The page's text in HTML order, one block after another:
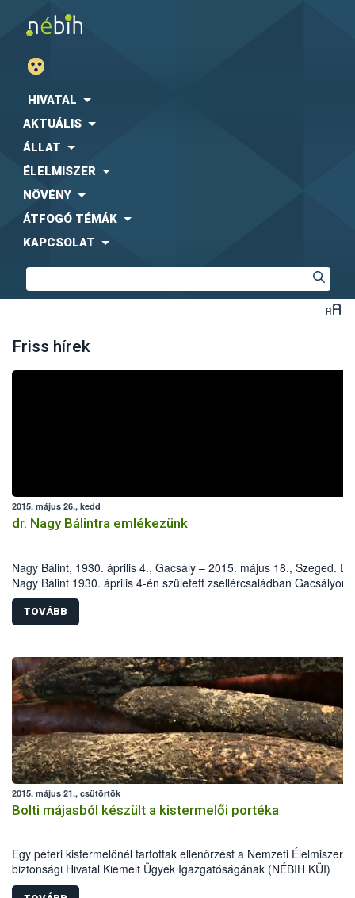
HIVATAL
AKTUÁLIS
ÁLLAT
ÉLELMISZER
NÖVÉNY
ÁTFOGÓ TÉMÁK
KAPCSOLAT
Friss hírek
2015. május 26., kedd
dr. Nagy Bálintra emlékezünk
Nagy Bálint, 1930. április 4., Gacsály – 2015. május 18., Szeged. Dr.
Nagy Bálint 1930. április 4-én született zsellércsaládban Gacsályon.
Iskoláit szülőfalujában, majd az Eszterházy Kertészeti
később a harkovi (Szovjetunió) Dokucsájev Mezőgazdasági
Növényvédelmi Fakultásán végezte.
TOVÁBB
2015. május 21., csütörtök
Bolti májasból készült a kistermelői portéka
Egy péteri kistermelőnél tartottak ellenőrzést a Nemzeti
biztonsági Hivatal Kiemelt Ügyek Igazgatóságának (NÉBIH KÜI)
szakemberei április közepén. A helyszínen tapasztalt számos